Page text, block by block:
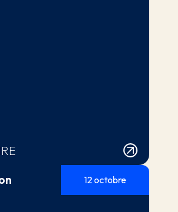
12 octobre